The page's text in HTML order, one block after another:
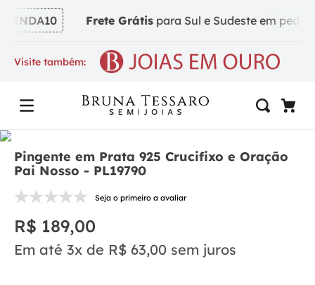
Frete Grátispara Sul e Sudeste em
Visite também:
Pingente em Prata 925 Crucifixo e Oração
Pai Nosso - PL19790
Seja o primeiro a avaliar
R$ 189,00
Em até 3x de R$ 63,00 sem juros